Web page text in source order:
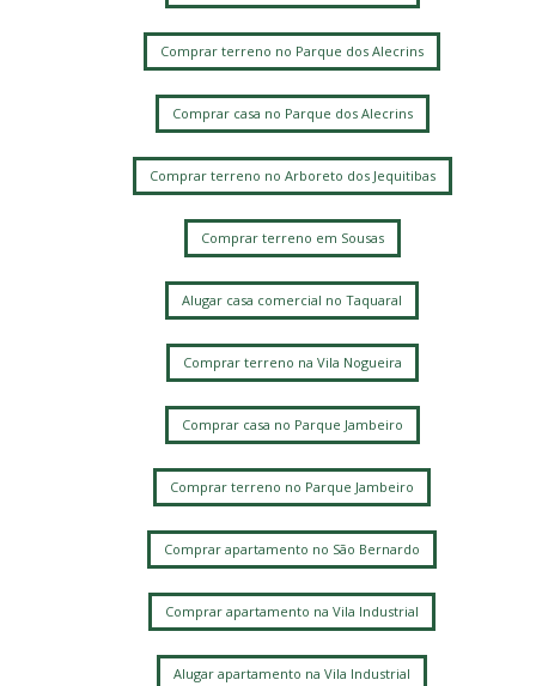
Comprar terreno no Parque dos Alecrins
Comprar casa no Parque dos Alecrins
Comprar terreno no Arboreto dos Jequitibas
Comprar terreno em Sousas
Alugar casa comercial no Taquaral
Comprar terreno na Vila Nogueira
Comprar casa no Parque Jambeiro
Comprar terreno no Parque Jambeiro
Comprar apartamento no São Bernardo
Comprar apartamento na Vila Industrial
Alugar apartamento na Vila Industrial